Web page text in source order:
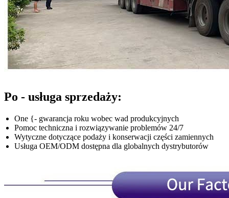
Po - usługa sprzedaży:
One {- gwarancja roku wobec wad produkcyjnych
Pomoc techniczna i rozwiązywanie problemów 24/7
Wytyczne dotyczące podaży i konserwacji części zamiennych
Usługa OEM/ODM dostępna dla globalnych dystrybutorów